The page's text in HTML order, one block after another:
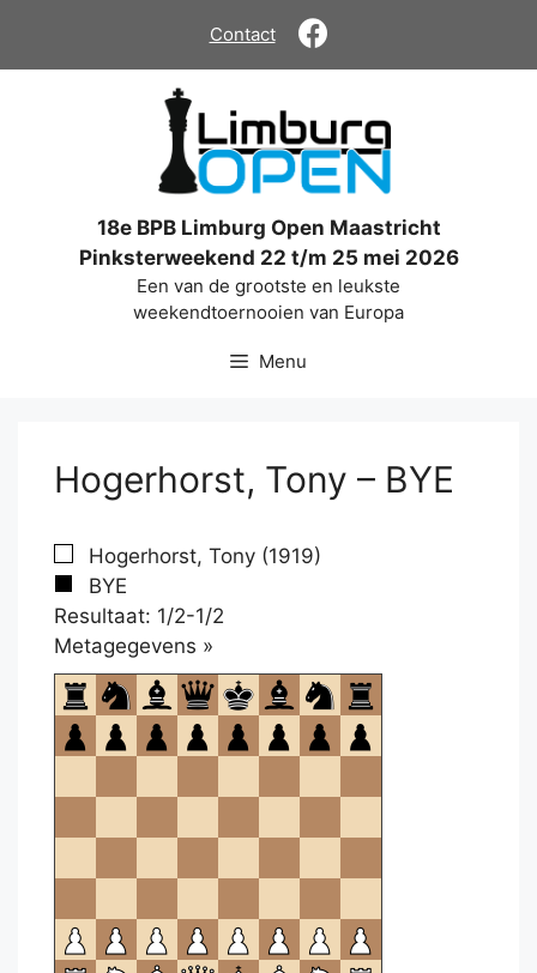
de
Contact
18e BPB Limburg Open Maastricht
Pinksterweekend 22 t/m 25 mei 2026
Een van de grootste en leukste
weekendtoernooien van Europa
Menu
Hogerhorst, Tony – BYE
Hogerhorst, Tony (1919)
BYE
Resultaat: 1/2-1/2
Metagegevens »
om
te
openen.